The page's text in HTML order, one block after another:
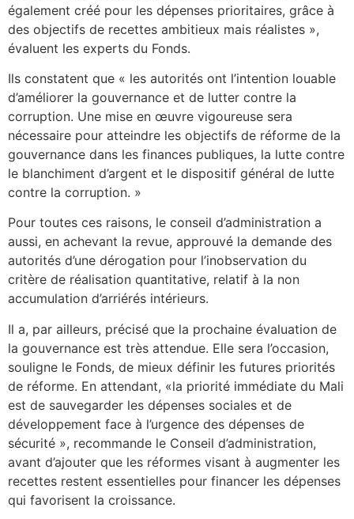
également créé pour les dépenses prioritaires, grâce à
des objectifs de recettes ambitieux mais réalistes »,
évaluent les experts du Fonds.
Ils constatent que « les autorités ont l’intention louable
d’améliorer la gouvernance et de lutter contre la
corruption. Une mise en œuvre vigoureuse sera
nécessaire pour atteindre les objectifs de réforme de la
gouvernance dans les finances publiques, la lutte contre
le blanchiment d’argent et le dispositif général de lutte
contre la corruption. »
Pour toutes ces raisons, le conseil d’administration a
aussi, en achevant la revue, approuvé la demande des
autorités d’une dérogation pour l’inobservation du
critère de réalisation quantitative, relatif à la non
accumulation d’arriérés intérieurs.
Il a, par ailleurs, précisé que la prochaine évaluation de
la gouvernance est très attendue. Elle sera l’occasion,
souligne le Fonds, de mieux définir les futures priorités
de réforme. En attendant, «la priorité immédiate du Mali
est de sauvegarder les dépenses sociales et de
développement face à l’urgence des dépenses de
sécurité », recommande le Conseil d’administration,
avant d’ajouter que les réformes visant à augmenter les
recettes restent essentielles pour financer les dépenses
qui favorisent la croissance.